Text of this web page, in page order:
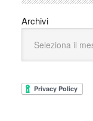
Archivi